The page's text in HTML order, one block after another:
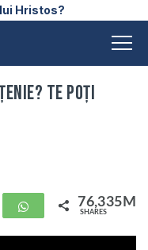
Hristos?
Te poți
WhatsApp76,335M
SHARES